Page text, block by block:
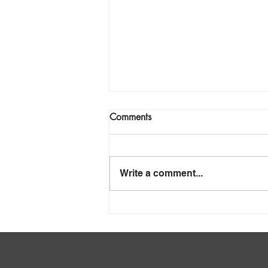
Comments
Write a comment...